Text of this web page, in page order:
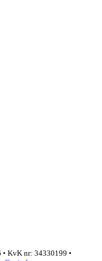
KvK nr: 34330199 •